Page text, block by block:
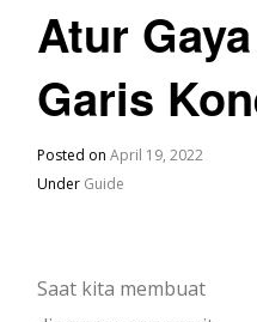
Atur
Garis
Posted onApril 19, 2022
Under Guide
Saat kita membuat